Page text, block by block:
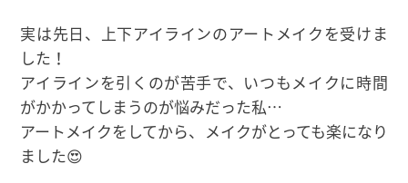
実は先日、上下アイラインのアートメイクを受けま
した！
アイラインを引くのが苦手で、いつもメイクに時間
がかかってしまうのが悩みだった私…
アートメイクをしてから、メイクがとっても楽になり
ました😍